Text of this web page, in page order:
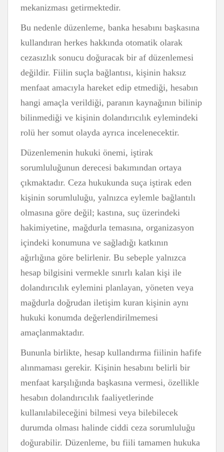
mekanizması getirmektedir.
Bu nedenle düzenleme, banka hesabını başkasına
kullandıran herkes hakkında otomatik olarak
cezasızlık sonucu doğuracak bir af düzenlemesi
değildir. Fiilin suçla bağlantısı, kişinin haksız
menfaat amacıyla hareket edip etmediği, hesabın
hangi amaçla verildiği, paranın kaynağının bilinip
bilinmediği ve kişinin dolandırıcılık eylemindeki
rolü her somut olayda ayrıca incelenecektir.
Düzenlemenin hukuki önemi, iştirak
sorumluluğunun derecesi bakımından ortaya
çıkmaktadır. Ceza hukukunda suça iştirak eden
kişinin sorumluluğu, yalnızca eylemle bağlantılı
olmasına göre değil; kastına, suç üzerindeki
hakimiyetine, mağdurla temasına, organizasyon
içindeki konumuna ve sağladığı katkının
ağırlığına göre belirlenir. Bu sebeple yalnızca
hesap bilgisini vermekle sınırlı kalan kişi ile
dolandırıcılık eylemini planlayan, yöneten veya
mağdurla doğrudan iletişim kuran kişinin aynı
hukuki konumda değerlendirilmemesi
amaçlanmaktadır.
Bununla birlikte, hesap kullandırma fiilinin hafife
alınmaması gerekir. Kişinin hesabını belirli bir
menfaat karşılığında başkasına vermesi, özellikle
hesabın dolandırıcılık faaliyetlerinde
kullanılabileceğini bilmesi veya bilebilecek
durumda olması halinde ciddi ceza sorumluluğu
doğurabilir. Düzenleme, bu fiili tamamen hukuka